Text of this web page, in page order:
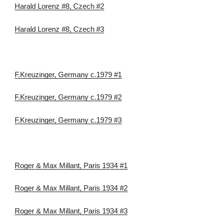
Harald Lorenz #8, Czech #2
Harald Lorenz #8, Czech #3
F.Kreuzinger, Germany c.1979 #1
F.Kreuzinger, Germany c.1979 #2
F.Kreuzinger, Germany c.1979 #3
Roger & Max Millant, Paris 1934 #1
Roger & Max Millant, Paris 1934 #2
Roger & Max Millant, Paris 1934 #3